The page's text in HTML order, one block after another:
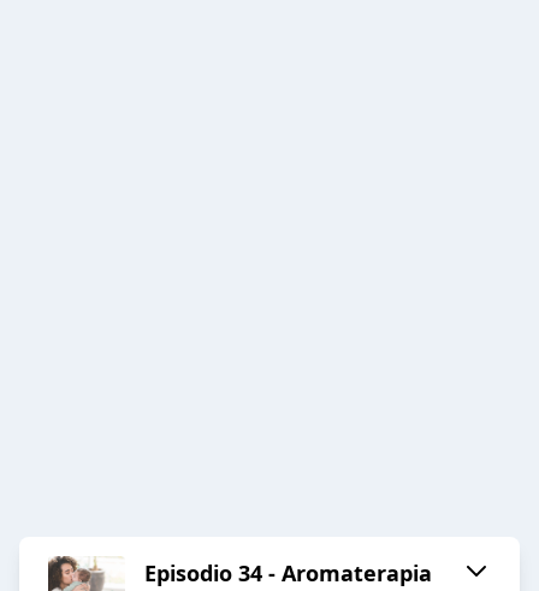
Episodio 34 - Aromaterapia